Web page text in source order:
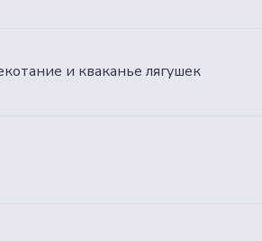
и кваканье лягушек